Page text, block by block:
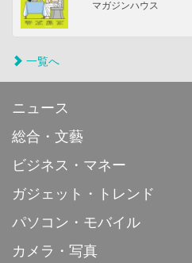
マガジンハウス
一覧へ
ニュース
総合・文藝
ビジネス・マネー
ガジェット・トレンド
パソコン・モバイル
カメラ・写真